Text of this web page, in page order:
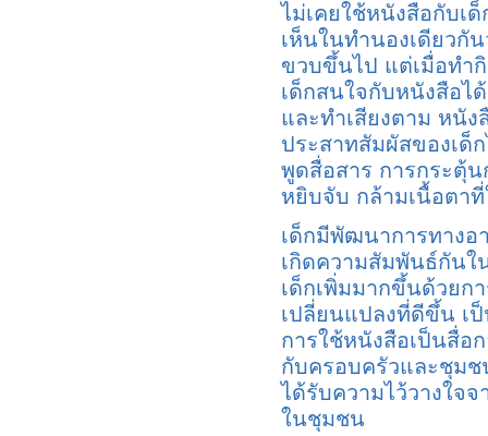
ไม่เคยใช้หนังสือกับเ
เห็นในทำนองเดียวกั
ขวบขึ้นไป แต่เมื่อทำ
เด็กสนใจกับหนังสือไ
และทำเสียงตาม หนั
ประสาทสัมผัสของเด็
พูดสื่อสาร การกระตุ้
หยิบจับ กล้ามเนื้อตา
เด็กมีพัฒนาการทาง
เกิดความสัมพันธ์กัน
เด็กเพิ่มมากขึ้นด้วยก
เปลี่ยนแปลงที่ดีขึ้น เ
การใช้หนังสือเป็นสื่อ
กับครอบครัวและชุมช
ได้รับความไว้วางใจ
ในชุมชน